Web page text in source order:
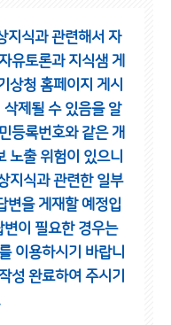
지식과 관련해서 자
유토론과 지식샘 게
상청 홈페이지 게시
제될 수 있음을 알
등록번호와 같은 개
노출 위험이 있으니
지식과 관련한 일부
변을 게재할 예정입
이 필요한 경우는
이용하시기 바랍니
성 완료하여 주시기